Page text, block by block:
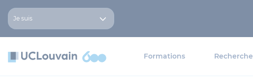
Panneau de gestion des cookies
Je suis
Formations Recherche